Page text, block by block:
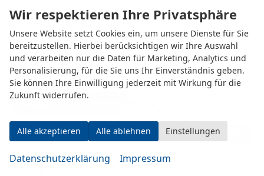
Seiten:
1 2 3 4 ... 7
Fahrzeugnr.
Wir respektieren Ihre Privatsphäre
Unsere Website setzt Cookies ein, um unsere Dienste für Sie
bereitzustellen. Hierbei berücksichtigen wir Ihre Auswahl
und verarbeiten nur die Daten für Marketing, Analytics und
Personalisierung, für die Sie uns Ihr Einverständnis geben.
Sie können Ihre Einwilligung jederzeit mit Wirkung für die
Zukunft widerrufen.
Alle akzeptieren Alle ablehnen Einstellungen
Datenschutzerklärung Impressum